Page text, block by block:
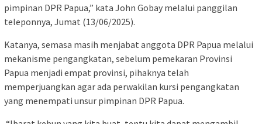
pimpinan DPR Papua,” kata John Gobay melalui panggilan
teleponnya, Jumat (13/06/2025).
Katanya, semasa masih menjabat anggota DPR Papua melalui
mekanisme pengangkatan, sebelum pemekaran Provinsi
Papua menjadi empat provinsi, pihaknya telah
memperjuangkan agar ada perwakilan kursi pengangkatan
yang menempati unsur pimpinan DPR Papua.